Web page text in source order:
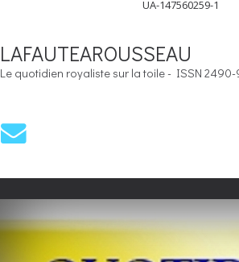
UA-147560259-1
LAFAUTEAROUSSEAU
Le quotidien royaliste sur la toile - ISSN 2490-